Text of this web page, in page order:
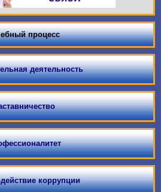
процесс
деятельность
коррупции